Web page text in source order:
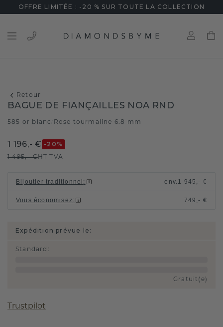
OFFRE LIMITÉE : -20 % SUR TOUTE LA COLLECTION
Retour
BAGUE DE FIANÇAILLES NOA RND
585 or blanc Rose tourmaline 6.8 mm
1 196,- € -20 %
1 495,- €HT TVA
Bijoutier traditionnel : env. 1 945,- €
Vous économisez: 749,- €
Expédition prévue le:
Standard :
Gratuit(e)
Trustpilot